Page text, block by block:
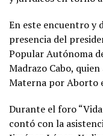
En este encuentro y
presencia del
Popular Autónoma
Madrazo Cabo,
Materna por Aborto
Durante el foro
contó con la